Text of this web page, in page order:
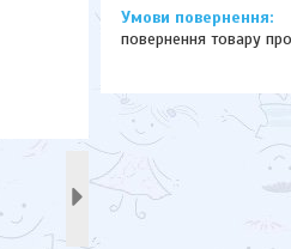
повернення товару